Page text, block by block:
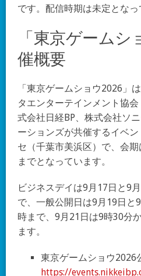
です。配信時期は未定となっ
「東京ゲームシ
催概要
「東京ゲームショウ2026」
タエンターテインメント協
式会社日経BP、株式会社ソ
ーションズが共催するイベ
セ（千葉市美浜区）で、会
までとなっています。
ビジネスデイは9月17日と9
で、一般公開日は9月19日と
時まで、9月21日は9時30分
ます。
東京ゲームショウ2026
https://